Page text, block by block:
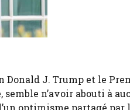
J. Trump et le
n’avoir abouti à
optimisme partagé